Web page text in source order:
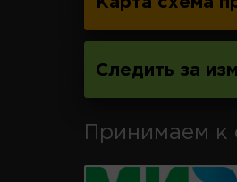
Следить за
Принимаем